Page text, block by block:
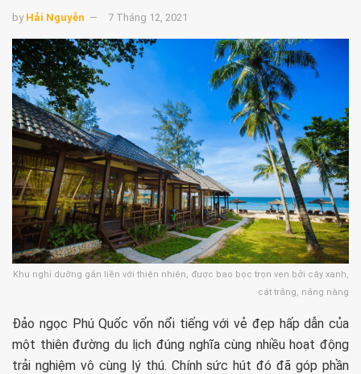
by Hải Nguyễn 7 Tháng 12, 2021
Khu nghỉ dưỡng gắn liền với thiên nhiên, được bao bọc trọn vẹn bởi cây xanh,
cát trắng, nắng nàng
Đảo ngọc Phú Quốc vốn nổi tiếng với vẻ đẹp hấp dẫn của
một thiên đường du lịch đúng nghĩa cùng nhiều hoạt động
trải nghiệm vô cùng lý thú. Chính sức hút đó đã góp phần